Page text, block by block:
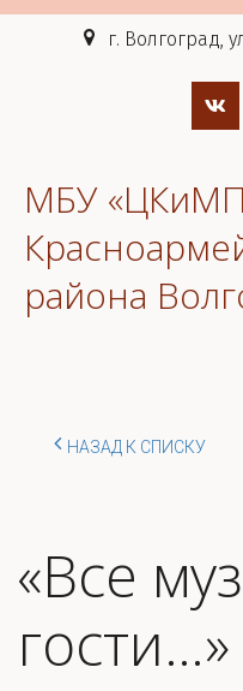
г. Волгоград,
МБУ «ЦКиМП
района
НАЗАД К СПИСКУ
«Все
гости…»